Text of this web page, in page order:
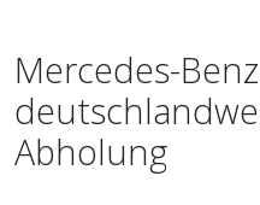
Mercedes-
Abholung